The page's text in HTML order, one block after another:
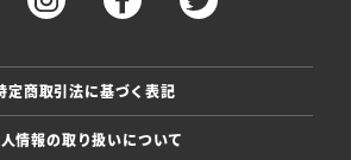
定商取引法に基づく表記
情報の取り扱いについて